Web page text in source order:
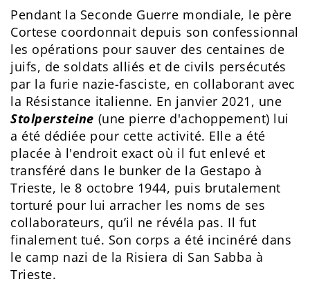
Pendant la Seconde Guerre mondiale, le père
Cortese coordonnait depuis son confessionnal
les opérations pour sauver des centaines de
juifs, de soldats alliés et de civils persécutés
par la furie nazie-fasciste, en collaborant avec
la Résistance italienne. En janvier 2021, une
Stolpersteine (une pierre d'achoppement) lui
a été dédiée pour cette activité. Elle a été
placée à l'endroit exact où il fut enlevé et
transféré dans le bunker de la Gestapo à
Trieste, le 8 octobre 1944, puis brutalement
torturé pour lui arracher les noms de ses
collaborateurs, qu’il ne révéla pas. Il fut
finalement tué. Son corps a été incinéré dans
le camp nazi de la Risiera di San Sabba à
Trieste.